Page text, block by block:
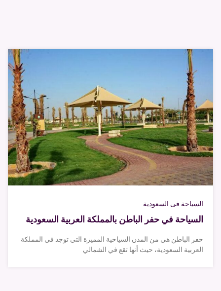
السياحة فى السعودية
السياحة في حفر الباطن بالمملكة العربية السعودية
حفر الباطن هي من المدن السياحية المميزة التي توجد في المملكة
العربية السعودية، حيث أنها تقع في الشمالي